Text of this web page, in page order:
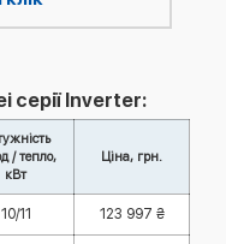
серії Inverter:
/ тепло,
кВт
Ціна, грн.
10/11 123 997 ₴